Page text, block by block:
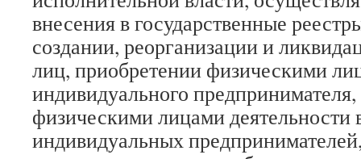
внесения в государственные
создании, реорганизации и
лиц, приобретении физическими
индивидуального
физическими лицами деятельности
индивидуальных